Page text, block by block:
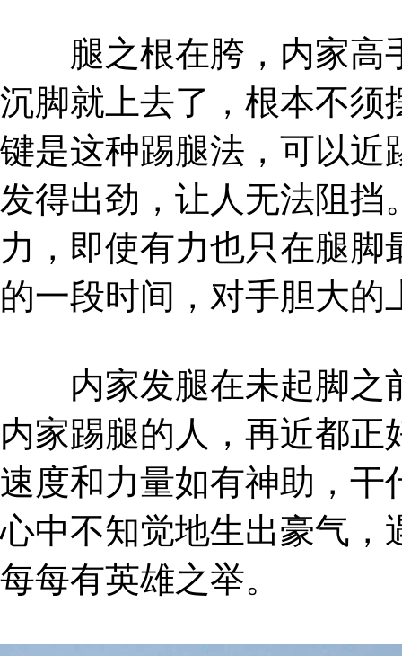
腿之根在胯，内家高
沉脚就上去了，根本不须
键是这种踢腿法，可以近
发得出劲，让人无法阻挡
力，即使有力也只在腿
的一段时间，对手胆大的
内家发腿在未起脚之
内家踢腿的人，再近都
速度和力量如有神助，干
心中不知觉地生出豪气，
每每有英雄之举。